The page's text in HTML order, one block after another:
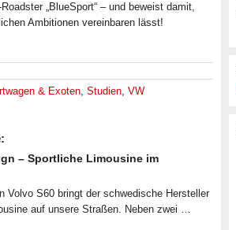
„BlueSport“ – und beweist damit,
Ambitionen vereinbaren lässt!
& Exoten, Studien, VW
– Sportliche Limousine im
Volvo S60 bringt der schwedische Hersteller
auf unsere Straßen. Neben zwei …